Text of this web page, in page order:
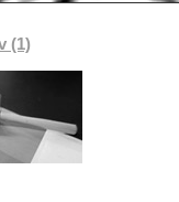
(1)